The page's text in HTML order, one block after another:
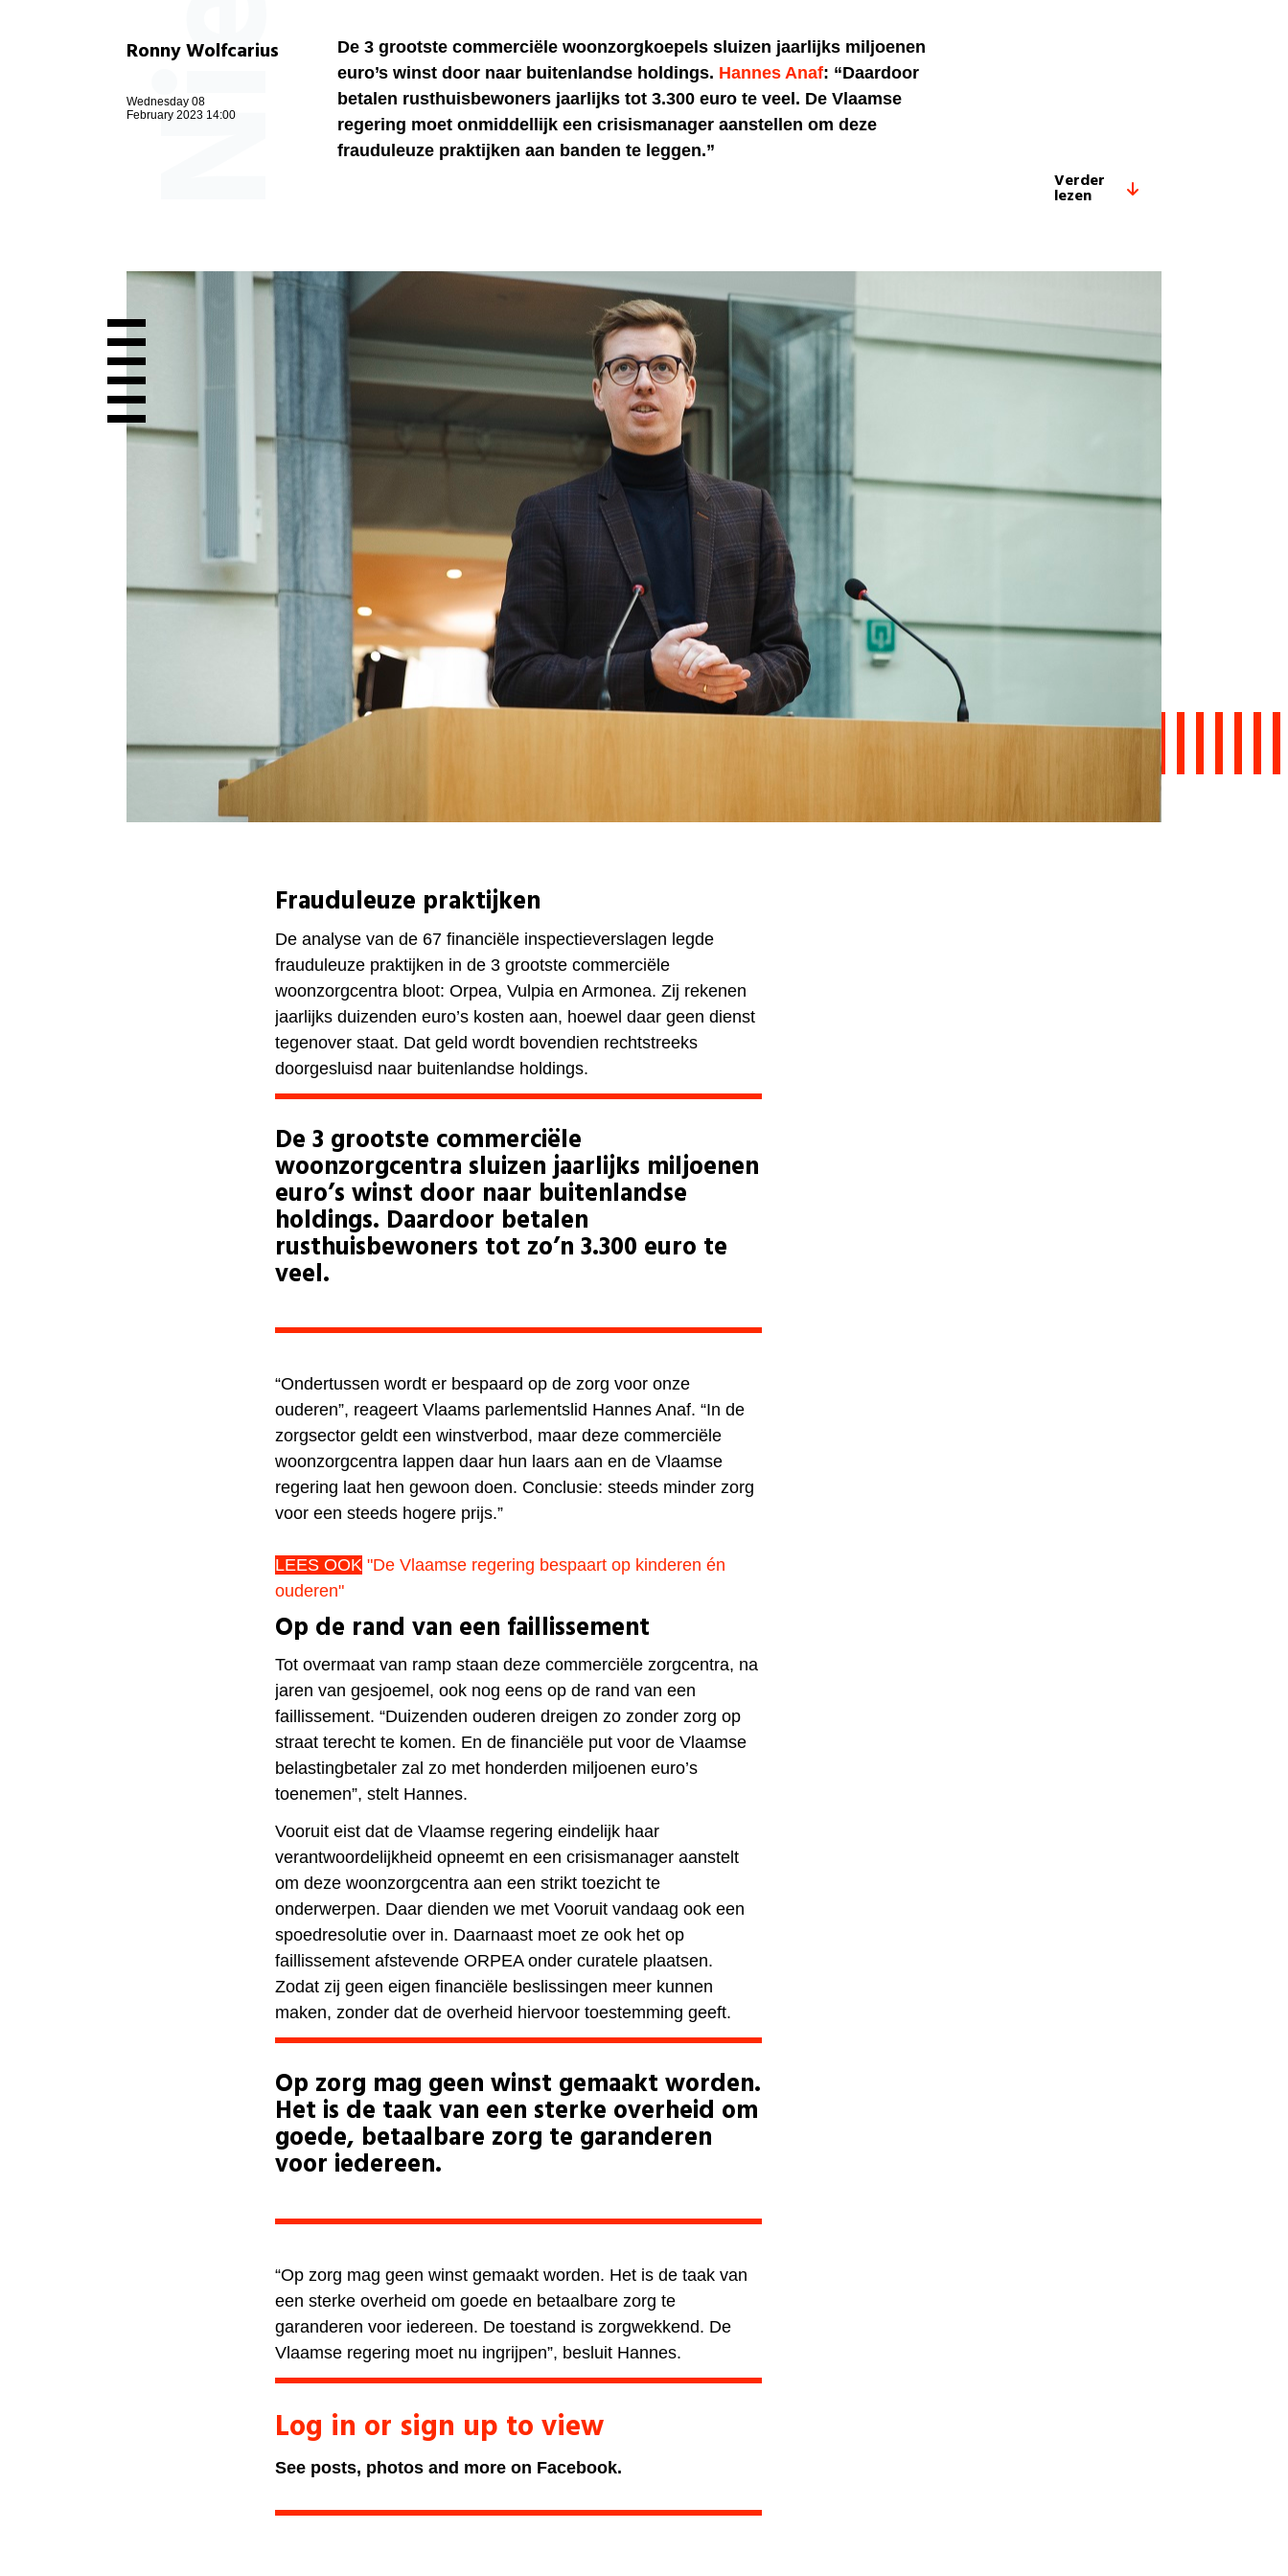
Ronny Wolfcarius
Wednesday 08
February 2023 14:00
De 3 grootste commerciële woonzorgkoepels sluizen jaarlijks miljoenen
euro’s winst door naar buitenlandse holdings. Hannes Anaf: “Daardoor
betalen rusthuisbewoners jaarlijks tot 3.300 euro te veel. De Vlaamse
regering moet onmiddellijk een crisismanager aanstellen om deze
frauduleuze praktijken aan banden te leggen.”
Verder
lezen
Frauduleuze praktijken
De analyse van de 67 financiële inspectieverslagen legde
frauduleuze praktijken in de 3 grootste commerciële
woonzorgcentra bloot: Orpea, Vulpia en Armonea. Zij rekenen
jaarlijks duizenden euro’s kosten aan, hoewel daar geen dienst
tegenover staat. Dat geld wordt bovendien rechtstreeks
doorgesluisd naar buitenlandse holdings.
De 3 grootste commerciële
woonzorgcentra sluizen jaarlijks miljoenen
euro’s winst door naar buitenlandse
holdings. Daardoor betalen
rusthuisbewoners tot zo’n 3.300 euro te
veel.
“Ondertussen wordt er bespaard op de zorg voor onze
ouderen”, reageert Vlaams parlementslid Hannes Anaf. “In de
zorgsector geldt een winstverbod, maar deze commerciële
woonzorgcentra lappen daar hun laars aan en de Vlaamse
regering laat hen gewoon doen. Conclusie: steeds minder zorg
voor een steeds hogere prijs.”
LEES OOK "De Vlaamse regering bespaart op kinderen én
ouderen"
Op de rand van een faillissement
Tot overmaat van ramp staan deze commerciële zorgcentra, na
jaren van gesjoemel, ook nog eens op de rand van een
faillissement. “Duizenden ouderen dreigen zo zonder zorg op
straat terecht te komen. En de financiële put voor de Vlaamse
belastingbetaler zal zo met honderden miljoenen euro’s
toenemen”, stelt Hannes.
Vooruit eist dat de Vlaamse regering eindelijk haar
verantwoordelijkheid opneemt en een crisismanager aanstelt
om deze woonzorgcentra aan een strikt toezicht te
onderwerpen. Daar dienden we met Vooruit vandaag ook een
spoedresolutie over in. Daarnaast moet ze ook het op
faillissement afstevende ORPEA onder curatele plaatsen.
Zodat zij geen eigen financiële beslissingen meer kunnen
maken, zonder dat de overheid hiervoor toestemming geeft.
Op zorg mag geen winst gemaakt worden.
Het is de taak van een sterke overheid om
goede, betaalbare zorg te garanderen
voor iedereen.
“Op zorg mag geen winst gemaakt worden. Het is de taak van
een sterke overheid om goede en betaalbare zorg te
garanderen voor iedereen. De toestand is zorgwekkend. De
Vlaamse regering moet nu ingrijpen”, besluit Hannes.
Log in or sign up to view
See posts, photos and more on Facebook.